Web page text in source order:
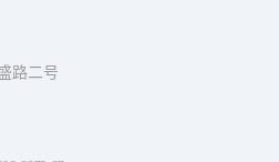
路二号